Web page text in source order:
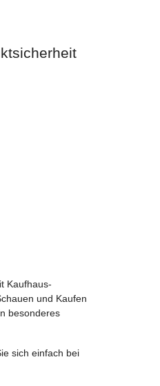
Kaufhaus-
und Kaufen
besonderes
sich einfach bei